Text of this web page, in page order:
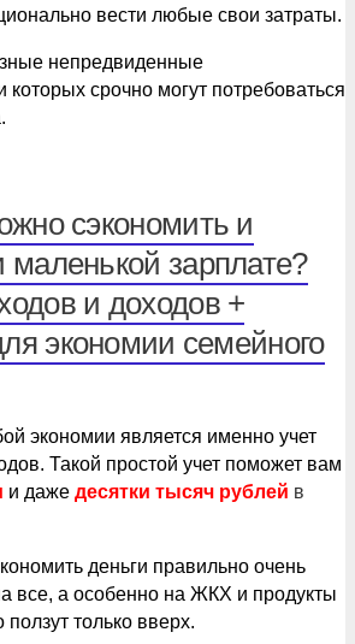
вести любые свои затраты.
непредвиденные
которых срочно могут потребоваться
сэкономить и
маленькой зарплате?
и доходов +
экономии семейного
экономии является именно учет
Такой простой учет поможет вам
и даже десятки тысяч рублей в
деньги правильно очень
все, а особенно на ЖКХ и продукты
только вверх.